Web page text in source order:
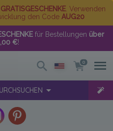
. Verwenden
den Code AUG20
für Bestellungen über
€!
0